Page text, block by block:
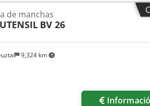
9,324 km
de manchas
BV 26